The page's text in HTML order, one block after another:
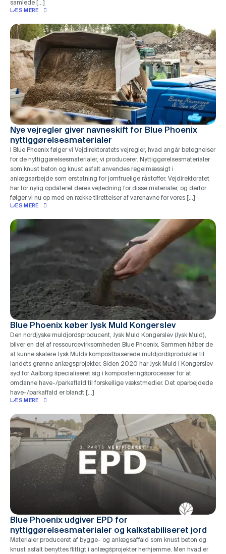
samlede […]
LÆS MERE
Nye vejregler giver navneskift for Blue Phoenix
nyttiggørelsesmaterialer
I Blue Phoenix følger vi Vejdirektoratets vejregler, hvad angår betegnelser
for de nyttiggørelsesmaterialer, vi producerer. Nyttiggørelsesmaterialer
som knust beton og knust asfalt anvendes regelmæssigt i
anlægsarbejde som erstatning for jomfruelige råstoffer. Vejdirektoratet
har for nylig opdateret deres vejledning for disse materialer, og derfor
følger vi nu op med en række tilrettelser af varenavne for vores […]
LÆS MERE
Blue Phoenix køber Jysk Muld Kongerslev
Den nordjyske muldjordsproducent, Jysk Muld Kongerslev (Jysk Muld),
bliver en del af ressourcevirksomheden Blue Phoenix. Sammen håber de
at kunne skalere Jysk Mulds kompostbaserede muldjordsprodukter til
landets grønne anlægsprojekter. Siden 2020 har Jysk Muld i Kongerslev
syd for Aalborg specialiseret sig i komposteringsprocesser for at
omdanne have-/parkaffald til forskellige vækstmedier. Det oparbejdede
have-/parkaffald er blandt […]
LÆS MERE
Blue Phoenix udgiver EPD for
nyttiggørelsesmaterialer og kalkstabiliseret jord
Materialer produceret af bygge- og anlægsaffald som knust beton og
knust asfalt benyttes flittigt i anlægsprojekter herhjemme. Men hvad er